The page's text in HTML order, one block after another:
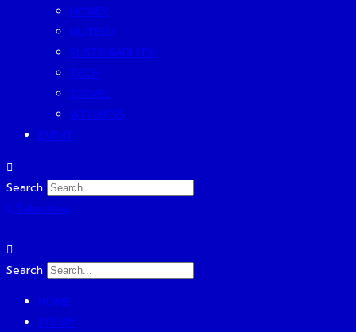
MONEY
MUTELU
SUSTAINABILITY
TECH
TRAVEL
WELLNESS
EVENT
Search
Subscribe
Search
HOME
TODAY